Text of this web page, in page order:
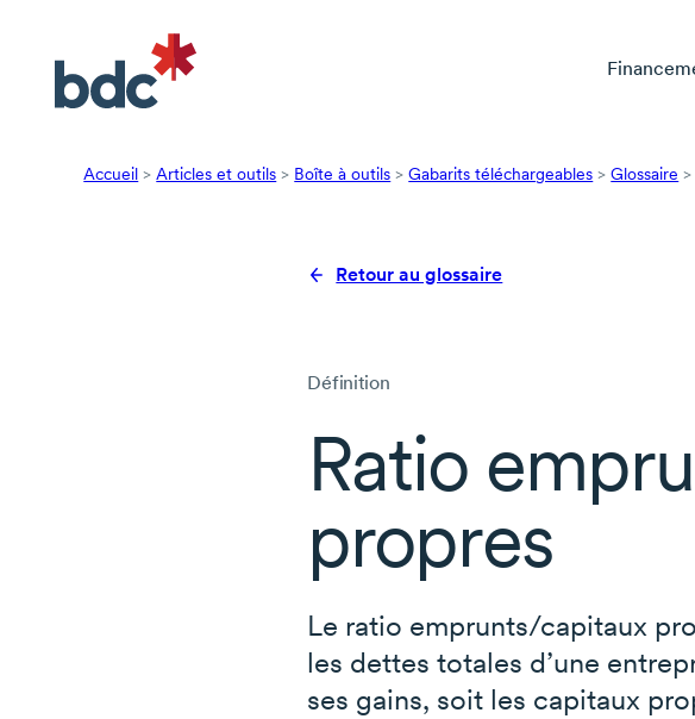
Accueil > Articles et outils > Boîte à outils > Gabarits téléchargeables > Glossaire >
Retour au glossaire
Définition
Ratio
propres
Le ratio emprunts/capitaux
les dettes totales d’une
ses gains, soit les capitaux